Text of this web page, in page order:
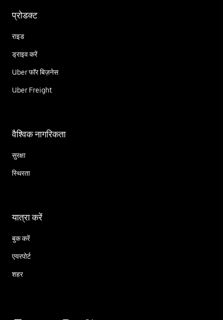
प्रोडक्ट
राइड
ड्राइव करें
Uber फॉर बिज़नेस
Uber Freight
वैश्विक नागरिकता
सुरक्षा
स्थिरता
यात्रा करें
बुक करें
एयरपोर्ट
शहर